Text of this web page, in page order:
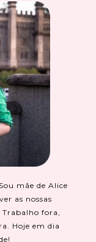
mãe de Alice
as nossas
fora,
Hoje em dia